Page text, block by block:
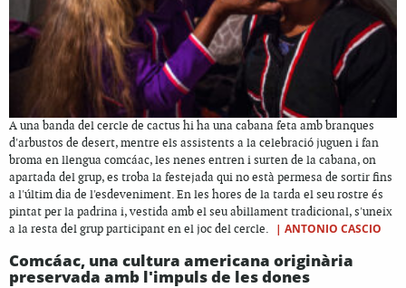
A una banda del cercle de cactus hi ha una cabana feta amb branques
d'arbustos de desert, mentre els assistents a la celebració juguen i fan
broma en llengua comcáac, les nenes entren i surten de la cabana, on
apartada del grup, es troba la festejada qui no està permesa de sortir fins
a l'últim dia de l'esdeveniment. En les hores de la tarda el seu rostre és
pintat per la padrina i, vestida amb el seu abillament tradicional, s'uneix
a la resta del grup participant en el joc del cercle.
| ANTONIO CASCIO
Comcáac, una cultura americana originària
preservada amb l'impuls de les dones